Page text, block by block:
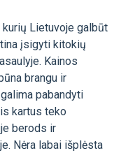
kurių Lietuvoje galbūt
įsigyti kitokių
Kainos
brangu ir
pabandyti
kartus teko
berods ir
Nėra labai išplėsta